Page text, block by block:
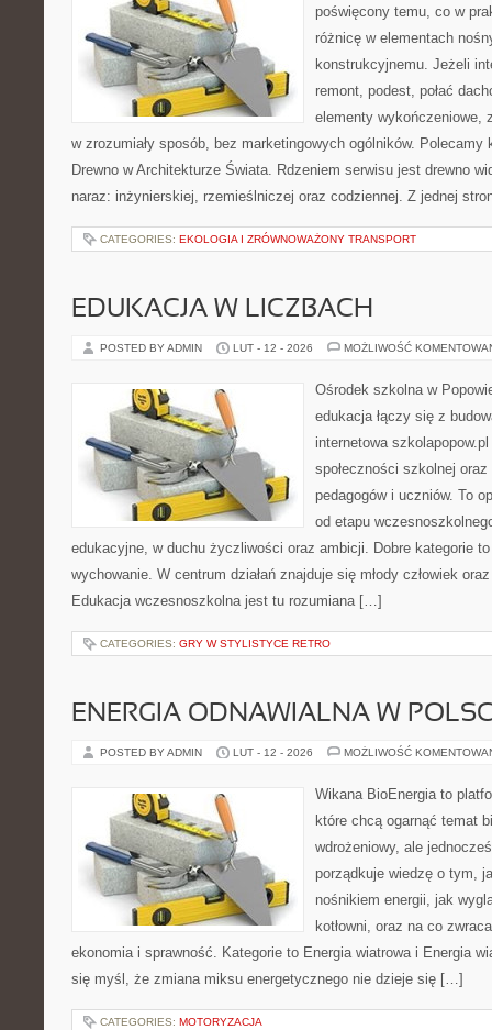
poświęcony temu, co w
różnicę w elementach
konstrukcyjnemu. Jeżeli
remont, podest, połać
elementy wykończeniowe,
w zrozumiały sposób, bez marketingowych ogólników. Polecamy
Drewno w Architekturze Świata. Rdzeniem serwisu jest drewno
naraz: inżynierskiej, rzemieślniczej oraz codziennej. Z jednej
CATEGORIES: EKOLOGIA I ZRÓWNOWAŻONY TRANSPORT
EDUKACJA W LICZBACH
POSTED BY ADMIN LUT - 12 - 2026 MOŻLIWOŚĆ
Ośrodek szkolna w
edukacja łączy się z
internetowa
społeczności szkolnej
pedagogów i uczniów. To
od etapu
edukacyjne, w duchu życzliwości oraz ambicji. Dobre kategorie
wychowanie. W centrum działań znajduje się młody człowiek
Edukacja wczesnoszkolna jest tu rozumiana […]
CATEGORIES: GRY W STYLISTYCE RETRO
ENERGIA ODNAWIALNA W
POSTED BY ADMIN LUT - 12 - 2026 MOŻLIWOŚĆ
Wikana BioEnergia to
które chcą ogarnąć temat
wdrożeniowy, ale
porządkuje wiedzę o tym,
nośnikiem energii, jak
kotłowni, oraz na co
ekonomia i sprawność. Kategorie to Energia wiatrowa i Energia
się myśl, że zmiana miksu energetycznego nie dzieje się […]
CATEGORIES: MOTORYZACJA